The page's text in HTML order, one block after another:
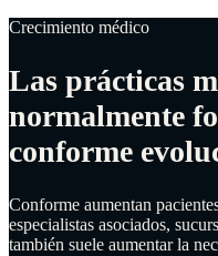
Crecimiento médico
Las prácticas
normalmente
conforme
Conforme aumentan
especialistas asociados,
también suele aumentar la